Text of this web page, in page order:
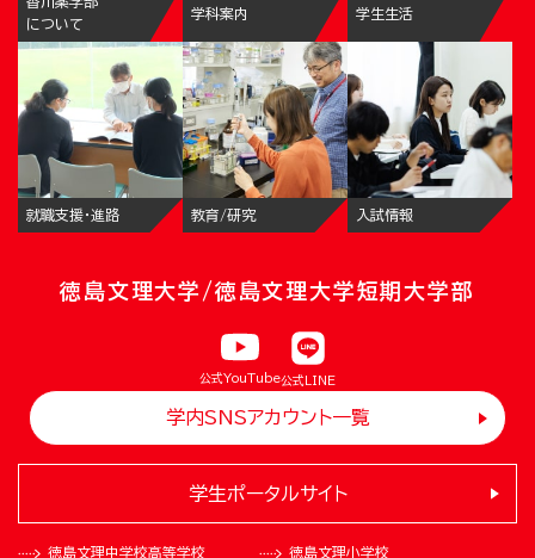
について
学科案内 学生生活
就職支援・進路 教育/研究 入試情報
徳島文理大学/徳島文理大学短期大学部
公式YouTube公式LINE
学内SNSアカウント一覧
徳島文理中学校高等学校 徳島文理小学校
学生ポータルサイト